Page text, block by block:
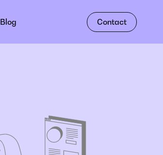
Blog Contact